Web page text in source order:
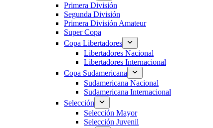
Primera División
Segunda División
Primera División Amateur
Super Copa
Copa Libertadores
Libertadores Nacional
Libertadores Internacional
Copa Sudamericana
Sudamericana Nacional
Sudamericana Internacional
Selección
Selección Mayor
Selección Juvenil